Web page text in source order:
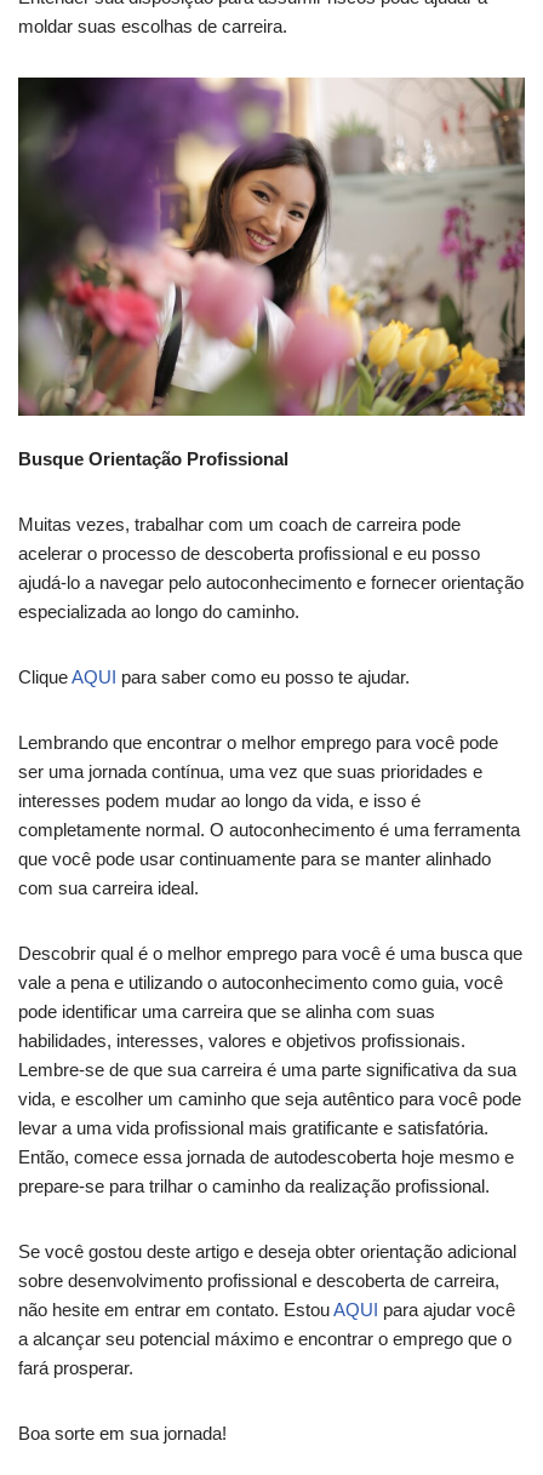
moldar suas escolhas de carreira.
Busque Orientação Profissional
Muitas vezes, trabalhar com um coach de carreira pode
acelerar o processo de descoberta profissional e eu posso
ajudá-lo a navegar pelo autoconhecimento e fornecer orientação
especializada ao longo do caminho.
CliqueAQUI para saber como eu posso te ajudar.
Lembrando que encontrar o melhor emprego para você pode
ser uma jornada contínua, uma vez que suas prioridades e
interesses podem mudar ao longo da vida, e isso é
completamente normal. O autoconhecimento é uma ferramenta
que você pode usar continuamente para se manter alinhado
com sua carreira ideal.
Descobrir qual é o melhor emprego para você é uma busca que
vale a pena e utilizando o autoconhecimento como guia, você
pode identificar uma carreira que se alinha com suas
habilidades, interesses, valores e objetivos profissionais.
Lembre-se de que sua carreira é uma parte significativa da sua
vida, e escolher um caminho que seja autêntico para você pode
levar a uma vida profissional mais gratificante e satisfatória.
Então, comece essa jornada de autodescoberta hoje mesmo e
prepare-se para trilhar o caminho da realização profissional.
Se você gostou deste artigo e deseja obter orientação adicional
sobre desenvolvimento profissional e descoberta de carreira,
não hesite em entrar em contato. EstouAQUI para ajudar você
a alcançar seu potencial máximo e encontrar o emprego que o
fará prosperar.
Boa sorte em sua jornada!